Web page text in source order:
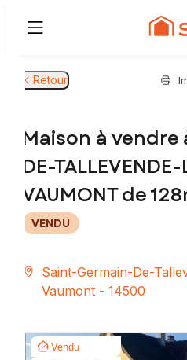
Retour
Maison à vendre
DE-
VAUMONT de
VENDU
Saint-Germain-De-
Vaumont - 14500
Vendu